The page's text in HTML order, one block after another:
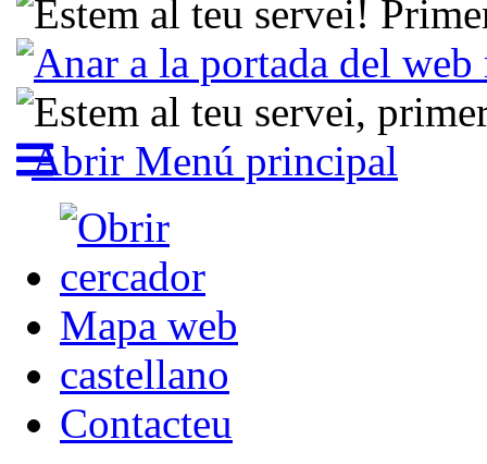
Abrir Menú principal
Mapa web
castellano
Contacteu